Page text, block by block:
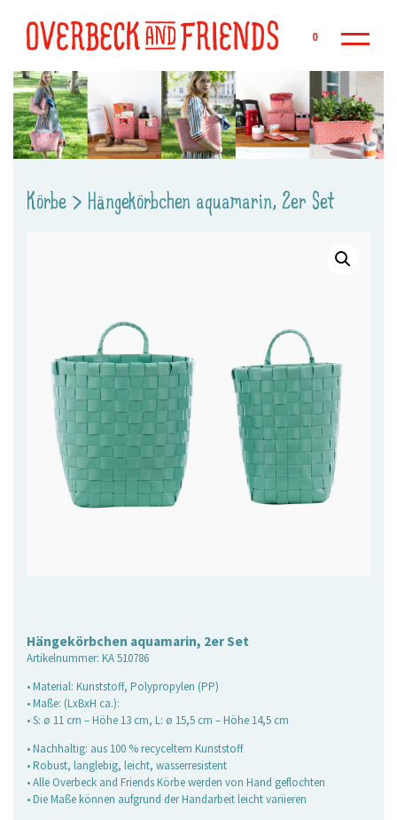
0
Körbe > Hängekörbchen aquamarin, 2er Set
Hängekörbchen aquamarin, 2er Set
Artikelnummer: KA 510786
• Material: Kunststoff, Polypropylen (PP)
• Maße: (LxBxH ca.):
• S: ø 11 cm – Höhe 13 cm, L: ø 15,5 cm – Höhe 14,5 cm
• Nachhaltig: aus 100 % recyceltem Kunststoff
• Robust, langlebig, leicht, wasserresistent
• Alle Overbeck and Friends Körbe werden von Hand geflochten
• Die Maße können aufgrund der Handarbeit leicht variieren